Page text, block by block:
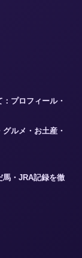
プロフィール・
ルメ・お土産・
馬・JRA記録を徹